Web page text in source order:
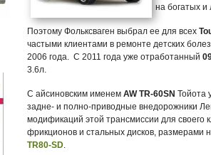
на богатых и
Поэтому Фольксваген выбрал ее для всех
частыми клиентами в ремонте детских
2006 года. C 2011 года уже отработанный
3.6л.
С айсиновским именем AW TR-60SN Тойота
задне- и полно-приводные внедорожники
модификаций этой трансмиссии для
фрикционов и стальных дисков, размерами
TR80-SD.